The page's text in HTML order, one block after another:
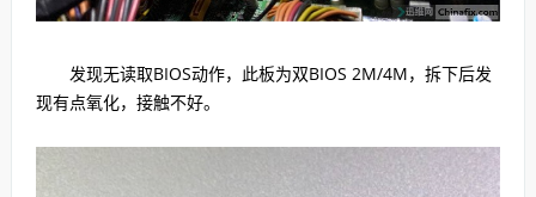
发现无读取BIOS动作，此板为双BIOS 2M/4M，拆下后发
现有点氧化，接触不好。